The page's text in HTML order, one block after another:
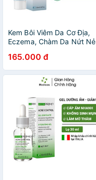
Kem Bôi Viêm Da Cơ Địa,
Eczema, Chàm Da Nứt Nẻ
(Tuýp 20-50ml)
165.000 đ